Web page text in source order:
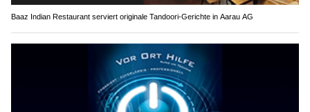
Baaz Indian Restaurant serviert originale Tandoori-Gerichte in Aarau AG